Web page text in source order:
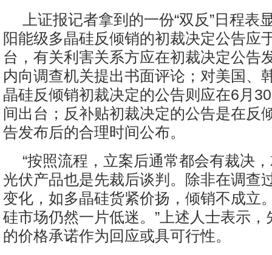
上证报记者拿到的一份“双反”日程表
阳能级多晶硅反倾销的初裁决定公告应
台，有关利害关系方应在初裁决定公告
内向调查机关提出书面评论；对美国、
晶硅反倾销初裁决定的公告则应在6月
间出台；反补贴初裁决定的公告是在反
告发布后的合理时间公布。
“按照流程，立案后通常都会有裁决
光伏产品也是先裁后谈判。除非在调查
变化，如多晶硅货紧价扬，倾销不成立
硅市场仍然一片低迷。”上述人士表示
的价格承诺作为回应或具可行性。